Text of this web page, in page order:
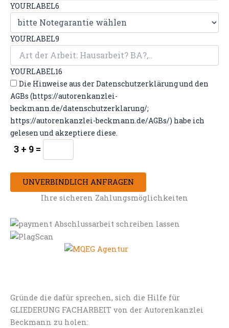
YOURLABEL6
YOURLABEL9
YOURLABEL16
Die Hinweise aus der Datenschutzerklärung und den
AGBs (https://autorenkanzlei-
beckmann.de/datenschutzerklarung/;
https://autorenkanzlei-beckmann.de/AGBs/) habe ich
gelesen und akzeptiere diese.
3 + 9 =
UNVERBINDLICH ANFRAGEN
Ihre sicheren Zahlungsmöglichkeiten
Gründe die dafür sprechen, sich die Hilfe für
GLIEDERUNG FACHARBEIT von der Autorenkanzlei
Beckmann zu holen: